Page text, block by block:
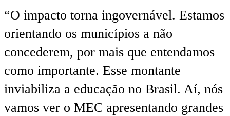
“O impacto torna ingovernável. Estamos
orientando os municípios a não
concederem, por mais que entendamos
como importante. Esse montante
inviabiliza a educação no Brasil. Aí, nós
vamos ver o MEC apresentando grandes